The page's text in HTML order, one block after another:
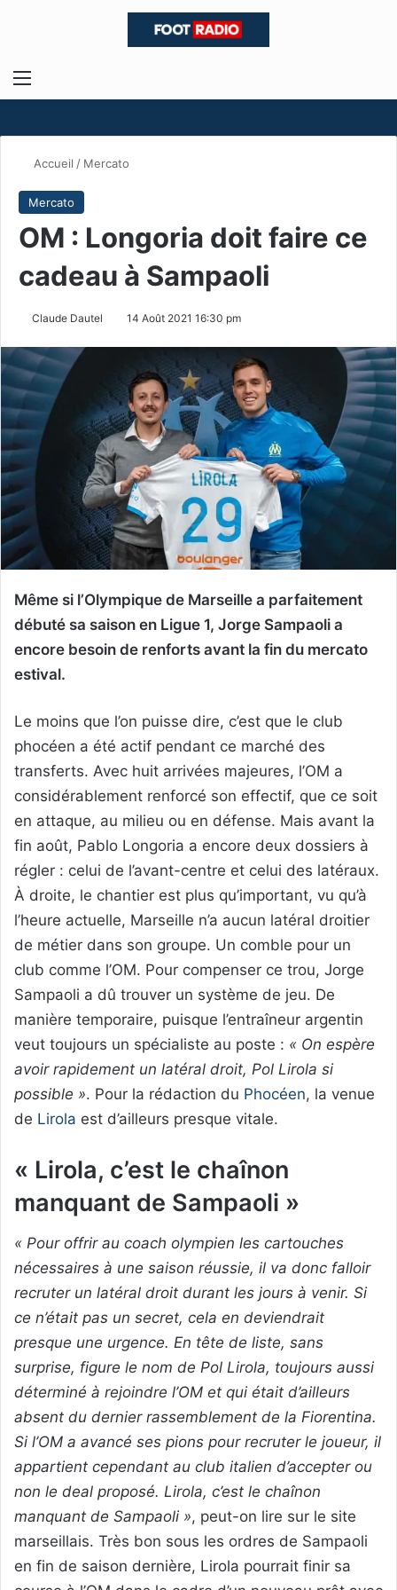
Menu
Accueil / Mercato
Mercato
OM : Longoria doit faire ce
cadeau à Sampaoli
Claude Dautel 14 Août 2021 16:30 pm
Même si l’Olympique de Marseille a parfaitement
débuté sa saison en Ligue 1, Jorge Sampaoli a
encore besoin de renforts avant la fin du mercato
estival.
Le moins que l’on puisse dire, c’est que le club
phocéen a été actif pendant ce marché des
transferts. Avec huit arrivées majeures, l’OM a
considérablement renforcé son effectif, que ce soit
en attaque, au milieu ou en défense. Mais avant la
fin août, Pablo Longoria a encore deux dossiers à
régler : celui de l’avant-centre et celui des latéraux.
À droite, le chantier est plus qu’important, vu qu’à
l’heure actuelle, Marseille n’a aucun latéral droitier
de métier dans son groupe. Un comble pour un
club comme l’OM. Pour compenser ce trou, Jorge
Sampaoli a dû trouver un système de jeu. De
manière temporaire, puisque l’entraîneur argentin
veut toujours un spécialiste au poste : « On espère
avoir rapidement un latéral droit, Pol Lirola si
possible ». Pour la rédaction du Phocéen, la venue
de Lirola est d’ailleurs presque vitale.
« Lirola, c’est le chaînon
manquant de Sampaoli »
« Pour offrir au coach olympien les cartouches
nécessaires à une saison réussie, il va donc falloir
recruter un latéral droit durant les jours à venir. Si
ce n’était pas un secret, cela en deviendrait
presque une urgence. En tête de liste, sans
surprise, figure le nom de Pol Lirola, toujours aussi
déterminé à rejoindre l’OM et qui était d’ailleurs
absent du dernier rassemblement de la Fiorentina.
Si l’OM a avancé ses pions pour recruter le joueur, il
appartient cependant au club italien d’accepter ou
non le deal proposé. Lirola, c’est le chaînon
manquant de Sampaoli », peut-on lire sur le site
marseillais. Très bon sous les ordres de Sampaoli
en fin de saison dernière, Lirola pourrait finir sa